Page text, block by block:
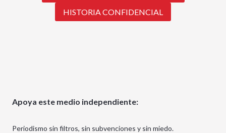
HISTORIA CONFIDENCIAL
Apoya este medio independiente:
Periodismo sin filtros, sin subvenciones y sin miedo.